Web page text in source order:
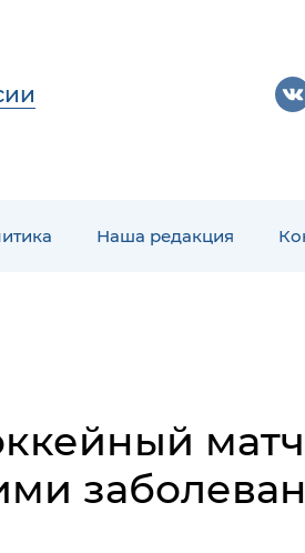
Наша редакция